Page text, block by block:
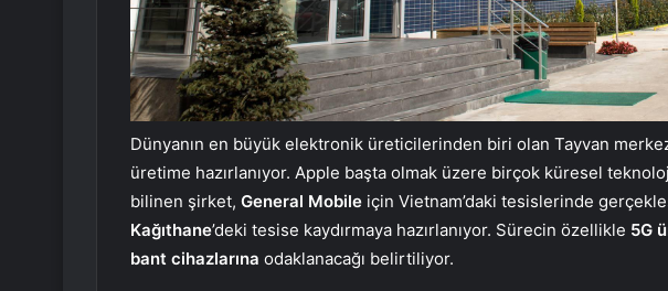
Dünyanın en büyük elektronik üreticilerinden biri olan Tayvan
üretime hazırlanıyor. Apple başta olmak üzere birçok küresel
bilinen şirket, General Mobile için Vietnam’daki tesislerinde
Kağıthane’deki tesise kaydırmaya hazırlanıyor. Sürecin özellikle 5G
bant cihazlarına odaklanacağı belirtiliyor.